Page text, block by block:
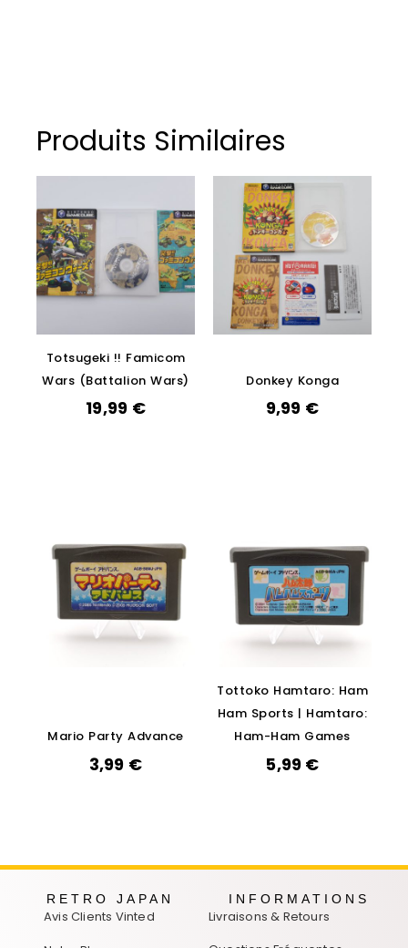
Produits Similaires
Totsugeki !! Famicom
Wars (Battalion Wars)
19,99 €
Donkey Konga
9,99 €
Mario Party Advance
3,99 €
Tottoko Hamtaro: Ham
Ham Sports | Hamtaro:
Ham-Ham Games
5,99 €
RETRO JAPAN
Avis Clients Vinted
INFORMATIONS
Livraisons & Retours